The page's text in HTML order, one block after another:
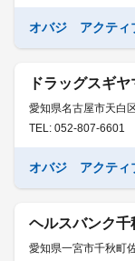
オバジ アクティ
ドラッグスギ
愛知県名古屋市天白
TEL: 052-807-6601
オバジ アクティ
ヘルスバンク千
愛知県一宮市千秋町